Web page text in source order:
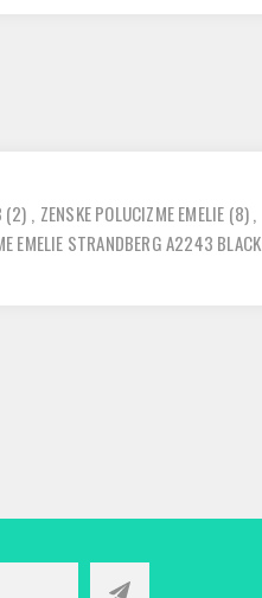
(2) , ZENSKE POLUCIZME EMELIE (8),
EMELIE STRANDBERG A2243 BLACK